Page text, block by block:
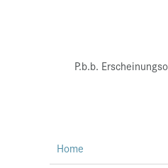
P.b.b.
Home